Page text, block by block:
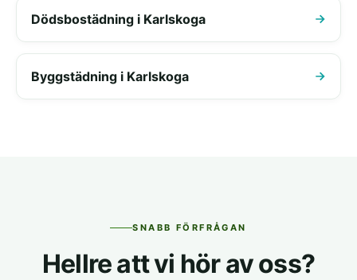
Dödsbostädning i Karlskoga
Byggstädning i Karlskoga
SNABB FÖRFRÅGAN
Hellre att vi hör av oss?